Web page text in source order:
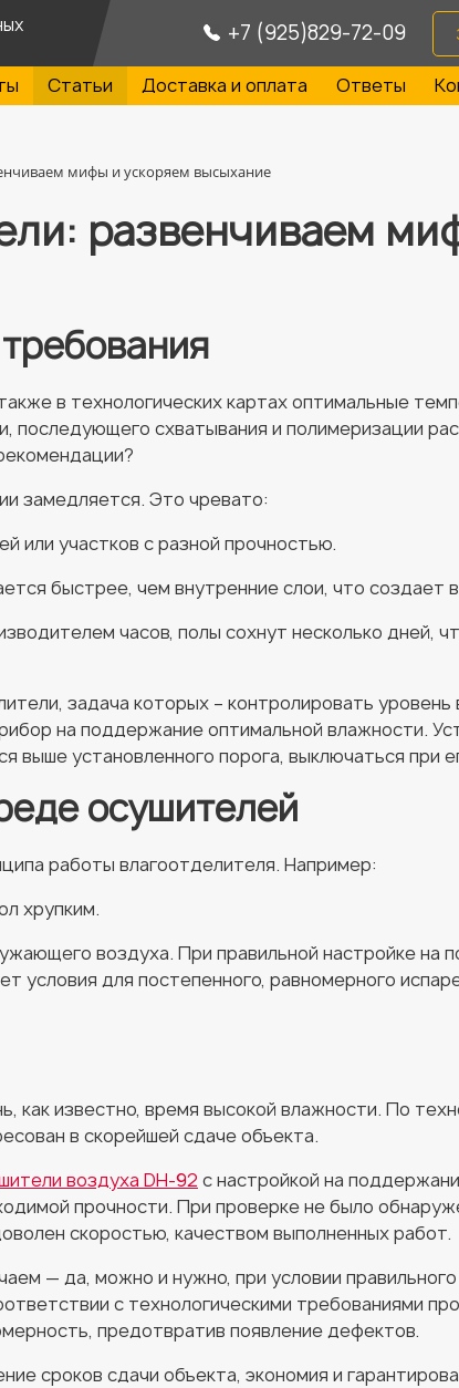
+7 (925)829-72-09
Статьи Доставка и оплата Ответы
мифы и ускоряем высыхание
развенчиваем
в технологических картах оптимальные
последующего схватывания и полимеризации
замедляется. Это чревато:
или участков с разной прочностью.
быстрее, чем внутренние слои, что создает
часов, полы сохнут несколько дней,
задача которых – контролировать
на поддержание оптимальной влажности.
выше установленного порога, выключаться при
осушителей
работы влагоотделителя. Например:
хрупким.
воздуха. При правильной настройке на
для постепенного, равномерного
как известно, время высокой влажности. По
в скорейшей сдаче объекта.
воздуха DH-92 c настройкой на
прочности. При проверке не было
скоростью, качеством выполненных работ.
— да, можно и нужно, при условии правильного
с технологическими требованиями
предотвратив появление дефектов.
сроков сдачи объекта, экономия и